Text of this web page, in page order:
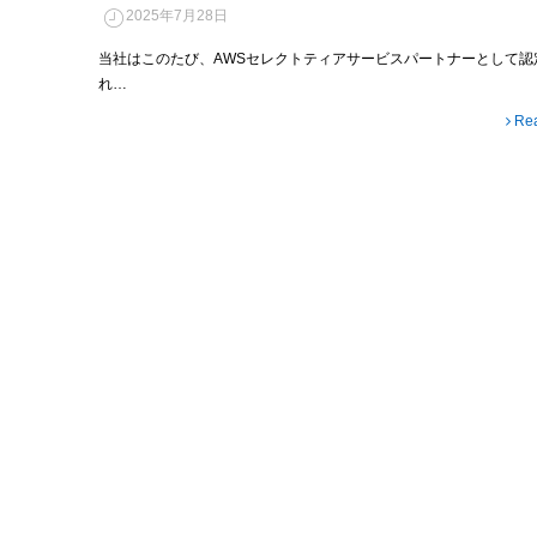
2025年7月28日
当社はこのたび、AWSセレクトティアサービスパートナーとして認
れ…